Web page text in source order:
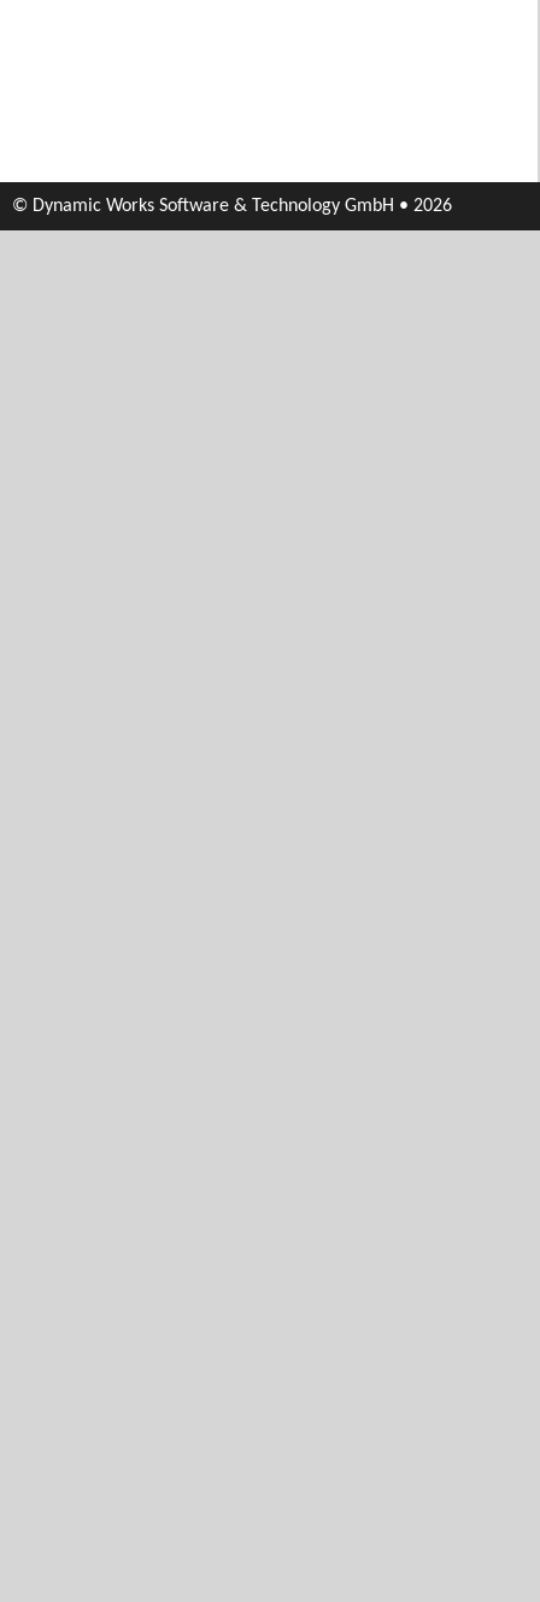
© Dynamic Works Software & Technology GmbH • 2026